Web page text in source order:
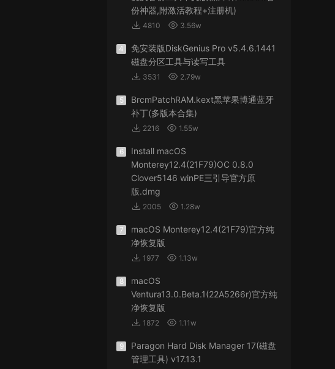
份神器,附激活教程+注册机)
4810 3.56w
4
免安装版DiskGenius Pro v5.4.6.1441
磁盘分区工具与读写工具
3531 2.79w
5
BrcmPatchRAM.kext黑苹果博通蓝牙
补丁(多版本合集)
2216 1.55w
6
Install macOS
Monterey12.4(21F79)OC 0.8.0
Clover5146 winPE三引导官方原
版.dmg
2005 1.28w
7
macOS Monterey12.4(21F79)官方纯
净恢复版
1977 1.13w
8
macOS
Ventura13.0.Beta.1(22A5266r)官方纯
净恢复版
1872 1.11w
9
Paragon Hard Disk Manager 17(磁盘
管理工具) v17.13.1